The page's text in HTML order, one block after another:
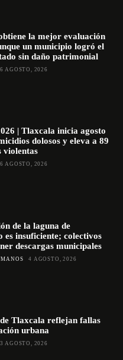
la mejor evaluación
un municipio logró el
sin daño patrimonial
6 AGOSTO, 2026
| Tlaxcala inicia agosto
dolosos y eleva a 89
violentas
6 AGOSTO, 2026
de la laguna de
es insuficiente; colectivos
descargas municipales
4 AGOSTO, 2026
Tlaxcala reflejan fallas
urbana
3 AGOSTO, 2026